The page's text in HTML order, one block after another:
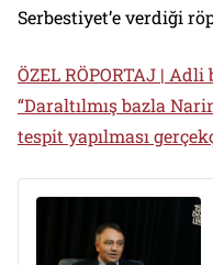
Serbestiyet’e verdiği
ÖZEL RÖPORTAJ |
“Daraltılmış bazla
tespit yapılması